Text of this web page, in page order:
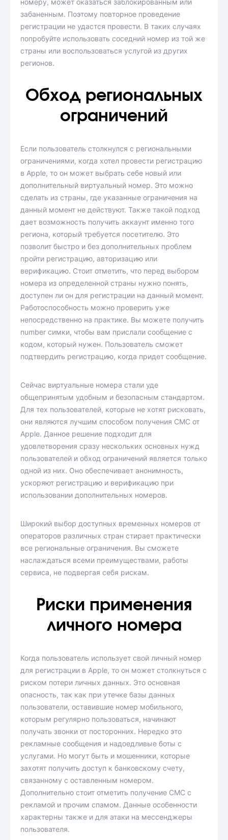
номеру, может оказаться заблокированным или
забаненным. Поэтому повторное проведение
регистрации не удастся провести. В таких случаях
попробуйте использовать соседний номер из той же
страны или воспользоваться услугой из других
регионов.
Обход региональных
ограничений
Если пользователь столкнулся с региональными
ограничениями, когда хотел провести регистрацию
в Apple, то он может выбрать себе новый или
дополнительный виртуальный номер. Это можно
сделать из страны, где указанные ограничения на
данный момент не действуют. Также такой подход
дает возможность получить аккаунт именно того
региона, который требуется посетителю. Это
позволит быстро и без дополнительных проблем
пройти регистрацию, авторизацию или
верификацию. Стоит отметить, что перед выбором
номера из определенной страны нужно понять,
доступен ли он для регистрации на данный момент.
Работоспособность можно проверить уже
непосредственно на практике. Вы можете получить
number симки, чтобы вам прислали сообщение с
кодом, который нужен. Пользователь сможет
подтвердить регистрацию, когда придет сообщение.
Сейчас виртуальные номера стали уде
общепринятым удобным и безопасным стандартом.
Для тех пользователей, которые не хотят рисковать,
они являются лучшим способом получения СМС от
Apple. Данное решение подходит для
удовлетворения сразу нескольких основных нужд
пользователей и обход ограничений является только
одной из них. Оно обеспечивает анонимность,
ускоряют регистрацию и верификацию при
использовании дополнительных номеров.
Широкий выбор доступных временных номеров от
операторов различных стран стирает практически
все региональные ограничения. Вы сможете
наслаждаться всеми преимуществами, работы
сервиса, не подвергая себя рискам.
Риски применения
личного номера
Когда пользователь использует свой личный номер
для регистрации в Apple, то он может столкнуться с
риском потери личных данных. Это основная
опасность, так как при утечке базы данных
пользователи, оставившие номер мобильного,
которым регулярно пользоваться, начинают
получать звонки от посторонних. Нередко это
рекламные сообщения и надоедливые боты с
услугами. Но могут быть и мошенники, которые
захотят получить доступ к банковскому счету,
связанному с оставленным номером.
Дополнительно стоит отметить получение СМС с
рекламой и прочим спамом. Данные особенности
характерны также и для атаки на мессенджеры
пользователя.